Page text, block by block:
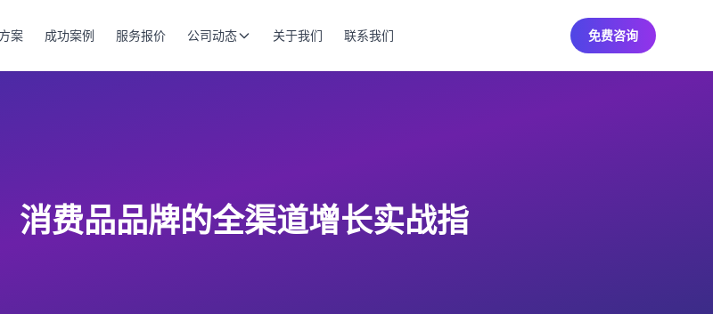
案 成功案例 服务报价 公司动态 关于我们 联系我们 免费咨询
消费品品牌的全渠道增长实战指